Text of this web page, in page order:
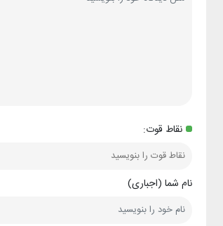
نقاط قوت:
نام شما (اجباری)